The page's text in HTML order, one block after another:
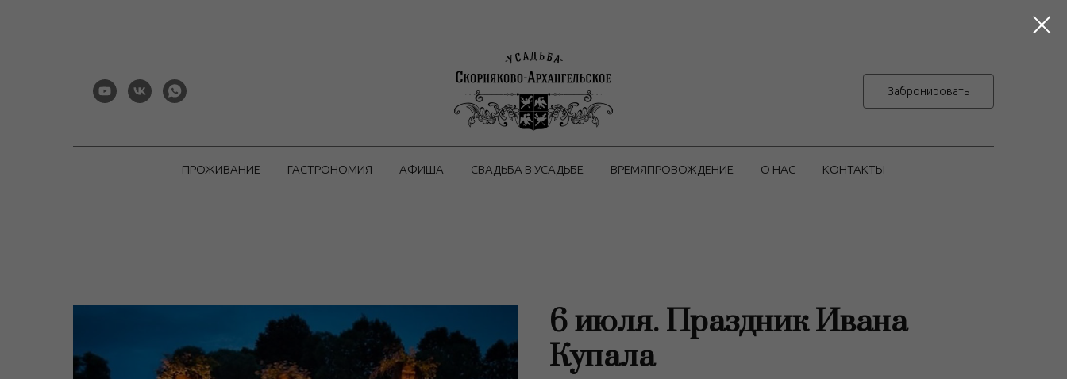
Забронировать
ПРОЖИВАНИЕ ГАСТРОНОМИЯ АФИША СВАДЬБА В УСАДЬБЕ ВРЕМЯПРОВОЖДЕНИЕ О НАС КОНТАКТЫ
6 июля. Праздник Ивана
Купала